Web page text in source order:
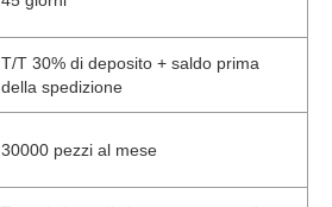
T/T 30% di deposito + saldo prima
della spedizione
30000 pezzi al mese